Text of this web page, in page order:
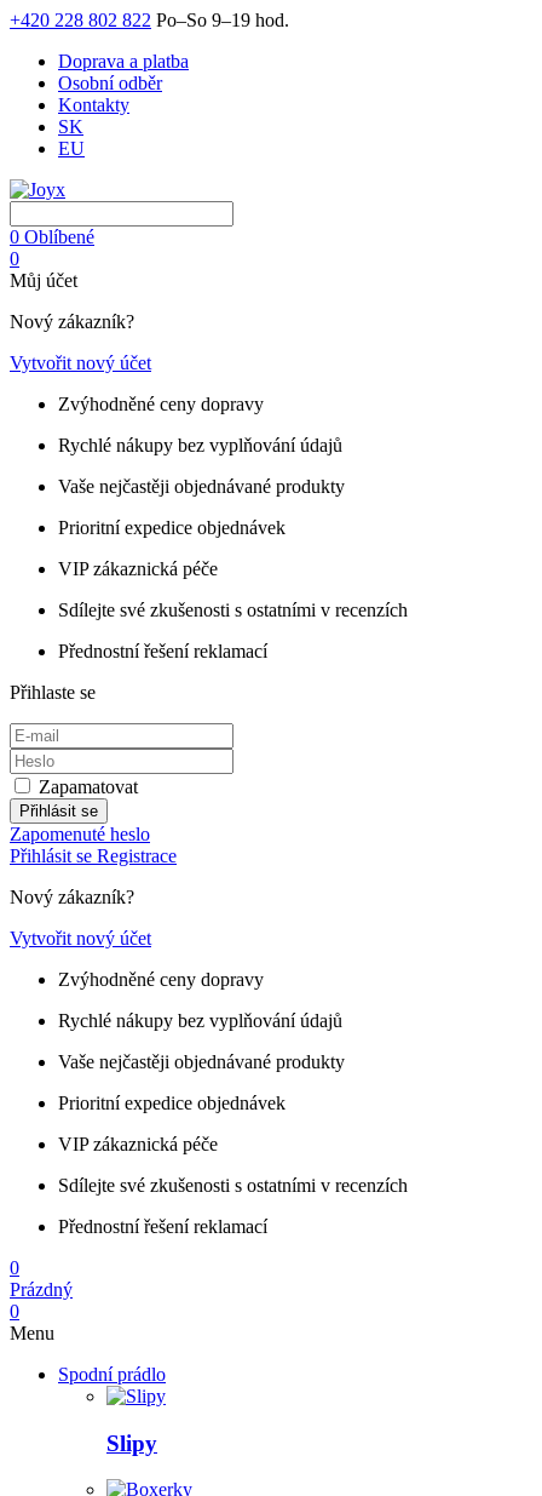
+420 228 802 822 Po–So 9–19 hod.
Doprava a platba
Osobní odběr
Kontakty
SK
EU
0 Oblíbené
0
Můj účet
Nový zákazník?
Vytvořit nový účet
Zvýhodněné ceny dopravy
Rychlé nákupy bez vyplňování údajů
Vaše nejčastěji objednávané produkty
Prioritní expedice objednávek
VIP zákaznická péče
Sdílejte své zkušenosti s ostatními v recenzích
Přednostní řešení reklamací
Přihlaste se
Zapamatovat
Přihlásit se
Zapomenuté heslo
Přihlásit se Registrace
Nový zákazník?
Vytvořit nový účet
Zvýhodněné ceny dopravy
Rychlé nákupy bez vyplňování údajů
Vaše nejčastěji objednávané produkty
Prioritní expedice objednávek
VIP zákaznická péče
Sdílejte své zkušenosti s ostatními v recenzích
Přednostní řešení reklamací
0
Prázdný
0
Menu
Spodní prádlo
Slipy